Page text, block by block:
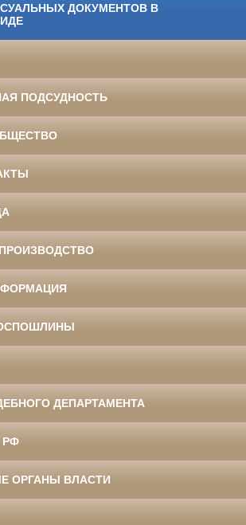
ДОКУМЕНТОВ В
ПОДСУДНОСТЬ
ДЕПАРТАМЕНТА
РФ
ОРГАНЫ ВЛАСТИ